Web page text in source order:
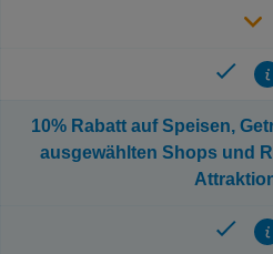
10% Rabatt auf Speisen,
ausgewählten Shops und